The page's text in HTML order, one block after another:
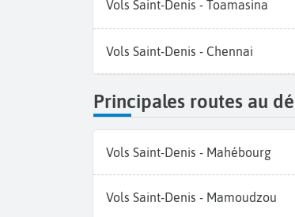
Vols Saint-Denis - Toamasina
Vols Saint-Denis - Chennai
Principales routes au
Vols Saint-Denis - Mahébourg
Vols Saint-Denis - Mamoudzou